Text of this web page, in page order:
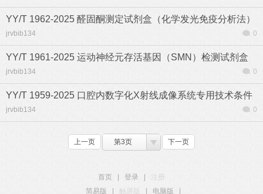
YY/T 1962-2025 醛固酮测定试剂盒（化学发光免疫分析法）
jrvbib134 0
YY/T 1961-2025 运动神经元存活基因（SMN）检测试剂盒
jrvbib134 0
YY/T 1959-2025 口腔内数字化X射线成像系统专用技术条件
jrvbib134 0
上一页 第3页 下一页
首页 登录
简易版
触屏版 电脑版